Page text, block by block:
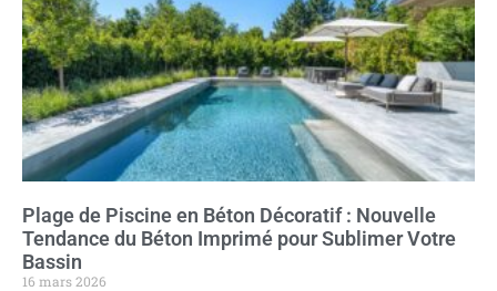
Plage de Piscine en Béton Décoratif : Nouvelle
Tendance du Béton Imprimé pour Sublimer Votre
Bassin
16 mars 2026